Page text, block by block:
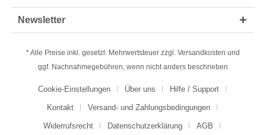
Newsletter
* Alle Preise inkl. gesetzl. Mehrwertsteuer zzgl. Versandkosten und
ggf. Nachnahmegebühren, wenn nicht anders beschrieben
Cookie-Einstellungen Über uns Hilfe / Support
Kontakt Versand- und Zahlungsbedingungen
Widerrufsrecht Datenschutzerklärung AGB